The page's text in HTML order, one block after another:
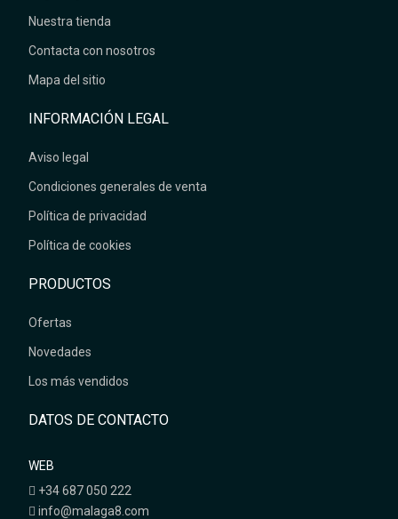
Nuestra tienda
Contacta con nosotros
Mapa del sitio
INFORMACIÓN LEGAL
Aviso legal
Condiciones generales de venta
Política de privacidad
Política de cookies
PRODUCTOS
Ofertas
Novedades
Los más vendidos
DATOS DE CONTACTO
WEB
+34 687 050 222
info@malaga8.com